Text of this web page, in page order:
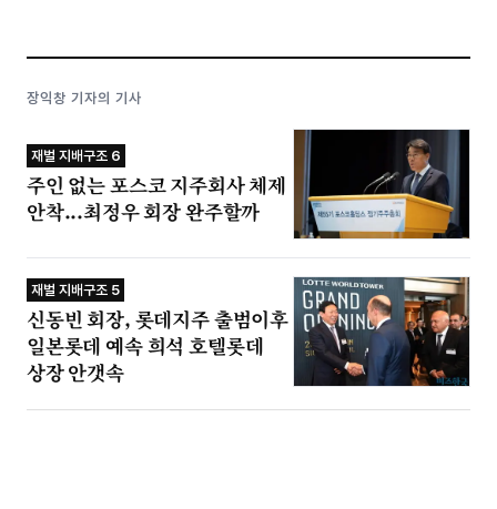
장익창 기자의 기사
재벌 지배구조 6
주인 없는 포스코 지주회사 체제
안착...최정우 회장 완주할까
재벌 지배구조 5
신동빈 회장, 롯데지주 출범이후
일본롯데 예속 희석 호텔롯데
상장 안갯속